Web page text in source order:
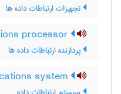
تجهیزات ارتباطات داده ها
پردازنده ارتباطات داده ها